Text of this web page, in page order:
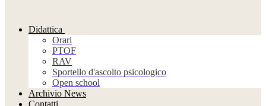
Didattica
Orari
PTOF
RAV
Sportello d'ascolto psicologico
Open school
Archivio News